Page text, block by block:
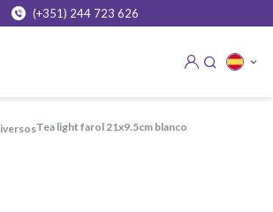
(+351) 244 723 626
diversos tea light farol 21x9.5cm blanco